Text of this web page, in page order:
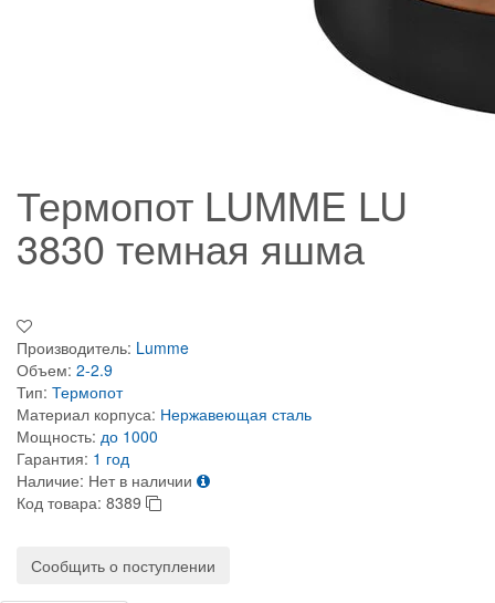
Термопот LUMME LU
3830 темная яшма
Производитель: Lumme
Объем: 2-2.9
Тип: Термопот
Материал корпуса: Нержавеющая сталь
Мощность: до 1000
Гарантия: 1 год
Наличие: Нет в наличии
Код товара: 8389
Сообщить о поступлении